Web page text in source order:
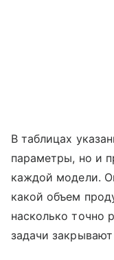
В таблицах
параметры, но и
каждой модели.
какой объем
насколько точно
задачи